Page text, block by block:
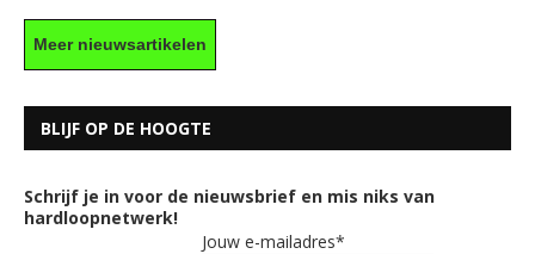
Meer nieuwsartikelen
BLIJF OP DE HOOGTE
Schrijf je in voor de nieuwsbrief en mis niks van
hardloopnetwerk!
Jouw e-mailadres*